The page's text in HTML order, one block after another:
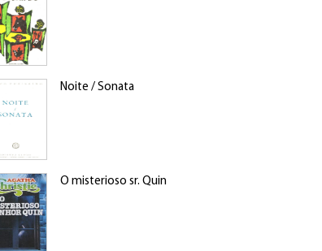
Noite / Sonata
O misterioso sr. Quin